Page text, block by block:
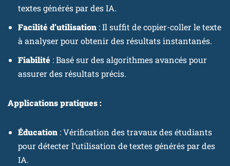
textes générés par des IA.
Facilité d’utilisation : Il suffit de copier-coller le texte
à analyser pour obtenir des résultats instantanés.
Fiabilité : Basé sur des algorithmes avancés pour
assurer des résultats précis.
Applications pratiques :
Éducation : Vérification des travaux des étudiants
pour détecter l’utilisation de textes générés par des
IA.